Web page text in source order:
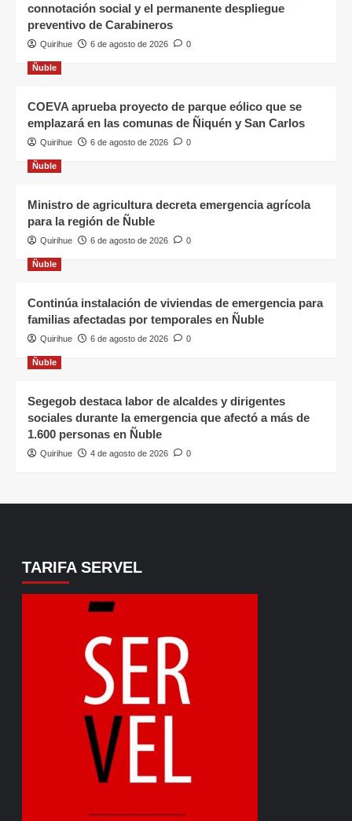
connotación social y el permanente despliegue
preventivo de Carabineros
Quirihue 6 de agosto de 2026 0
Ñuble
COEVA aprueba proyecto de parque eólico que se
emplazará en las comunas de Ñiquén y San Carlos
Quirihue 6 de agosto de 2026 0
Ñuble
Ministro de agricultura decreta emergencia agrícola
para la región de Ñuble
Quirihue 6 de agosto de 2026 0
Ñuble
Continúa instalación de viviendas de emergencia para
familias afectadas por temporales en Ñuble
Quirihue 6 de agosto de 2026 0
Ñuble
Segegob destaca labor de alcaldes y dirigentes
sociales durante la emergencia que afectó a más de
1.600 personas en Ñuble
Quirihue 4 de agosto de 2026 0
TARIFA SERVEL